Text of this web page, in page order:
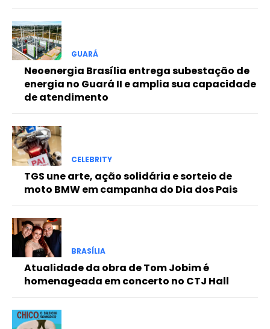
Praesent euismod ac
Ut mollis pellentesque tortor
Nullam eu erat condimentum
Donec quis est ac felis
Orci varius natoque dolor
Pro
Full member access:
Etiam est nibh, lobortis sit
Ut mollis pellentesque tortor
Nullam eu erat condimentum
Donec quis est ac felis
Orci varius natoque dolor
GUARÁ
Neoenergia Brasília entrega subestação de
energia no Guará II e amplia sua capacidade
de atendimento
CELEBRITY
TGS une arte, ação solidária e sorteio de
moto BMW em campanha do Dia dos Pais
BRASÍLIA
Atualidade da obra de Tom Jobim é
homenageada em concerto no CTJ Hall